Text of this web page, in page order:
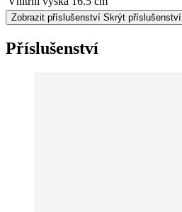
Zobrazit příslušenství Skrýt příslušenství
Příslušenství